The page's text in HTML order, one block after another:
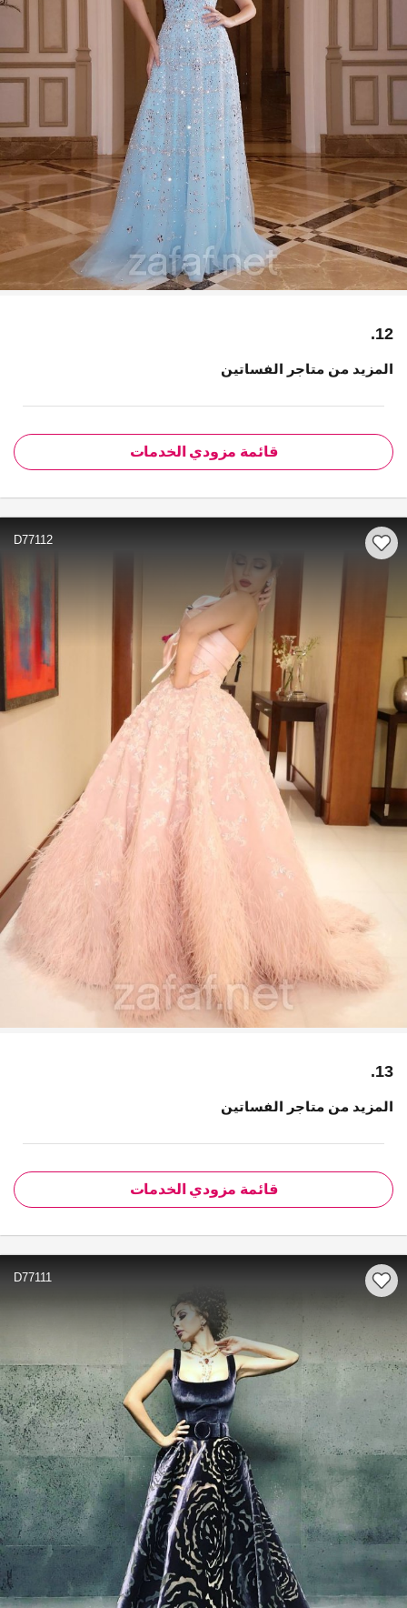
12.
المزيد من متاجر الفساتين
قائمة مزودي الخدمات
D77112
13.
المزيد من متاجر الفساتين
قائمة مزودي الخدمات
D77111